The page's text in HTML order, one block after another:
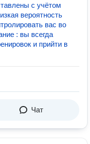
с учётом
вероятность
вас во
: вы всегда
и прийти в
Чат